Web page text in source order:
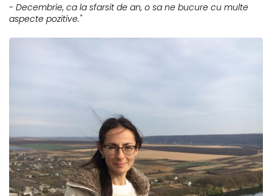
- Decembrie, ca la sfarsit de an, o sa ne bucure cu multe
aspecte pozitive."